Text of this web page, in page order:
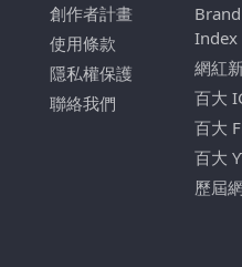
創作者計畫
使用條款
隱私權保護
聯絡我們
Index
網紅
百大
百大
百大
歷屆